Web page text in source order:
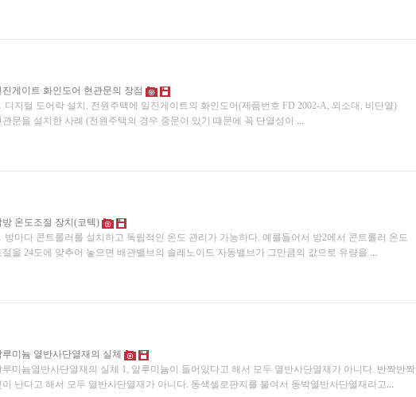
진게이트 화인도어 현관문의 장점
디지털 도어락 설치. 전원주택에 일진게이트의 화인도어(제품번호 FD 2002-A, 외소대, 비단열)
관문을 설치한 사례 (전원주택의 경우 중문이 있기 때문에 꼭 단열성이 ...
방 온도조절 장치(코텍)
방마다 콘트롤러를 설치하고 독립적인 온도 관리가 가능하다. 예를들어서 방2에서 콘트롤러 온도
절을 24도에 맞추어 놓으면 배관밸브의 솔레노이드 자동밸브가 그만큼의 값으로 유량을 ...
루미늄 열반사단열재의 실체
루미늄열반사단열재의 실체 1, 알루미늄이 들어있다고 해서 모두 열반사단열재가 아니다. 반짝반짝
이 난다고 해서 모두 열반사단열재가 아니다. 동색셀로판지를 붙여서 동박열반사단열재라고...